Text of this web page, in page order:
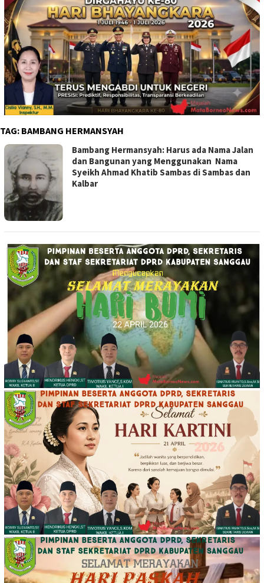
TAG: BAMBANG HERMANSYAH
Bambang Hermansyah: Harus ada Nama Jalan
dan Bangunan yang Menggunakan Nama
Syeikh Ahmad Khatib Sambas di Sambas dan
Kalbar